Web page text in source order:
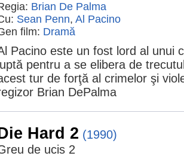
Brian De Palma
Sean Penn, Al Pacino
film: Dramă
Pacino este un fost lord al unui
luptă pentru a se elibera de
tur de forţă al crimelor şi
Brian DePalma
Hard 2 (1990)
de ucis 2